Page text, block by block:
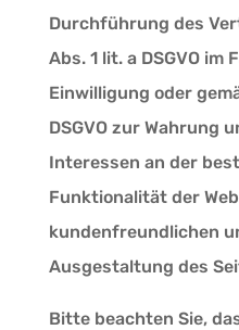
Durchführung des
Abs. 1 lit. a DSGVO im
Einwilligung oder
DSGVO zur Wahrung
Interessen an der
Funktionalität der
kundenfreundlichen
Ausgestaltung des
Bitte beachten Sie,